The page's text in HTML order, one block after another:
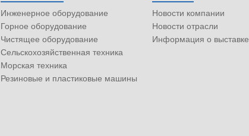
Инженерное оборудование
Горное оборудование
Чистящее оборудование
Сельскохозяйственная техника
Морская техника
Резиновые и пластиковые машины
Новости компании
Новости отрасли
Информация о выставке